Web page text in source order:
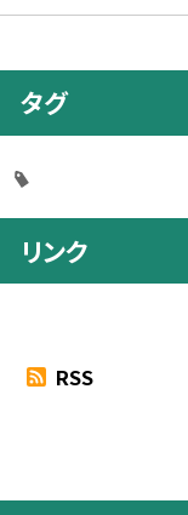
タグ
リンク
RSS